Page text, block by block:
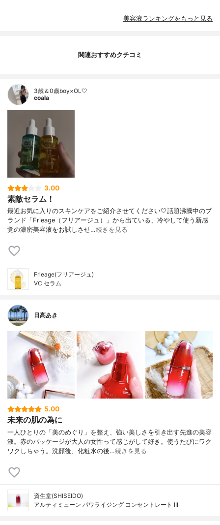
美容液ランキングをもっと見る
関連おすすめクチコミ
3歳＆0歳boy×OL🤍
coala
3.00
素敵セラム！
最近お気に入りのスキンケアをご紹介させてください🤍話題沸騰中のブ
ランド「Frieage（フリアージュ）」から出ている、冷やして使う新感
覚の濃密美容液をお試しさせ…続きを見る
Frieage(フリアージュ)
VC セラム
日高あき
5.00
未来の肌の為に
一人ひとりの「美のめぐり」を整え、強い美しさを引き出す先進の美容
液。赤のパッケージが大人の女性って感じがして好き。使うたびにワク
ワクしちゃう。洗顔後、化粧水の後…続きを見る
資生堂(SHISEIDO)
アルティミューン パワライジング コンセントレート III